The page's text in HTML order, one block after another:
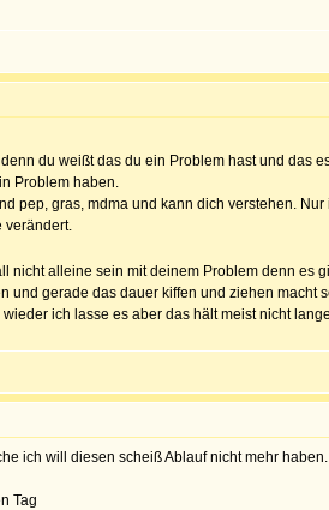
du weißt das du ein Problem hast und das
Problem haben.
pep, gras, mdma und kann dich verstehen.
verändert.
nicht alleine sein mit deinem Problem denn es
und gerade das dauer kiffen und ziehen
ich lasse es aber das hält meist nicht
ich will diesen scheiß Ablauf nicht mehr
Tag